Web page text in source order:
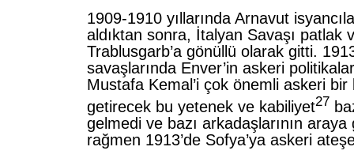
1909-1910 yıllarında Arnavut
aldıktan sonra, İtalyan Savaşı patlak
Trablusgarb’a gönüllü olarak gitti.
savaşlarında Enver’in askeri
Mustafa Kemal’i çok önemli askeri bir
getirecek bu yetenek ve kabiliyet27
gelmedi ve bazı arkadaşlarının
rağmen 1913’de Sofya’ya askeri